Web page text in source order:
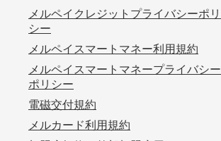
メルペイクレジットプライバシーポリ
シー
メルペイスマートマネー利用規約
メルペイスマートマネープライバシー
ポリシー
電磁交付規約
メルカード利用規約